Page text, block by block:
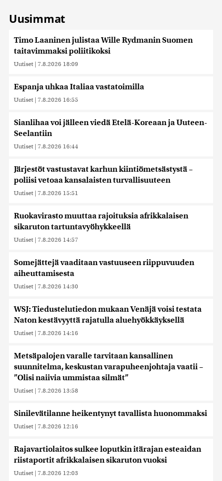
Uusimmat
Timo Laaninen julistaa Wille Rydmanin Suomen
taitavimmaksi poliitikoksi
Uutiset | 7.8.2026 18:09
Espanja uhkaa Italiaa vastatoimilla
Uutiset | 7.8.2026 16:55
Sianlihaa voi jälleen viedä Etelä-Koreaan ja Uuteen-
Seelantiin
Uutiset | 7.8.2026 16:44
Järjestöt vastustavat karhun kiintiömetsästystä –
poliisi vetoaa kansalaisten turvallisuuteen
Uutiset | 7.8.2026 15:51
Ruokavirasto muuttaa rajoituksia afrikkalaisen
sikaruton tartuntavyöhykkeellä
Uutiset | 7.8.2026 14:57
Somejättejä vaaditaan vastuuseen riippuvuuden
aiheuttamisesta
Uutiset | 7.8.2026 14:30
WSJ: Tiedustelutiedon mukaan Venäjä voisi testata
Naton kestävyyttä rajatulla aluehyökkäyksellä
Uutiset | 7.8.2026 14:16
Metsäpalojen varalle tarvitaan kansallinen
suunnitelma, keskustan varapuheenjohtaja vaatii –
”Olisi naiivia ummistaa silmät”
Uutiset | 7.8.2026 13:58
Sinilevätilanne heikentynyt tavallista huonommaksi
Uutiset | 7.8.2026 12:16
Rajavartiolaitos sulkee loputkin itärajan esteaidan
riistaportit afrikkalaisen sikaruton vuoksi
Uutiset | 7.8.2026 12:03